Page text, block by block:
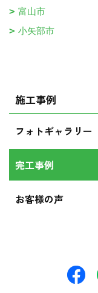
富山市
小矢部市
施工事例
フォトギャラリー
完工事例
お客様の声